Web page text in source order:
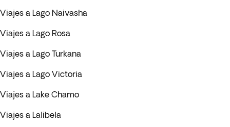
Viajes a Lago Naivasha
Viajes a Lago Rosa
Viajes a Lago Turkana
Viajes a Lago Victoria
Viajes a Lake Chamo
Viajes a Lalibela